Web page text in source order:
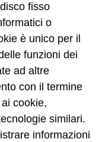
fisso
o
è unico per il
funzioni dei
ad altre
con il termine
ai cookie,
similari.
informazioni